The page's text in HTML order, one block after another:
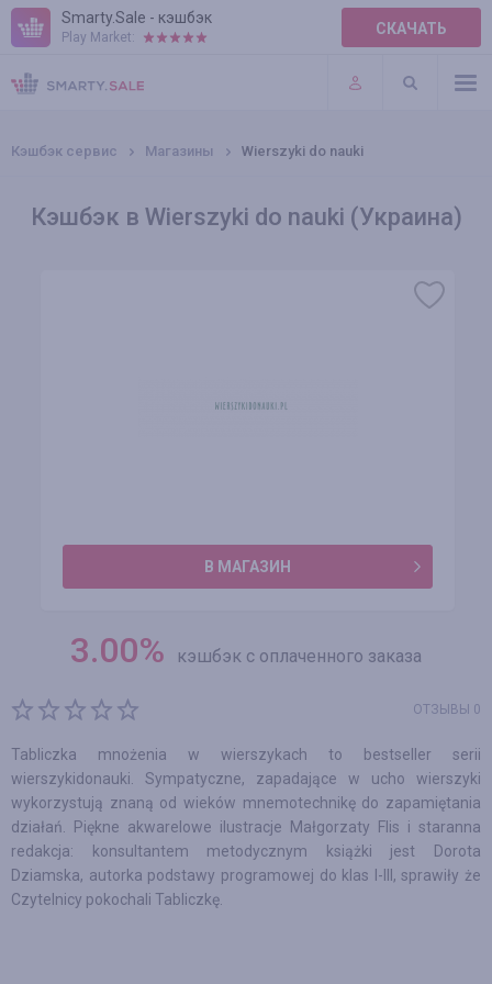
Smarty.Sale - кэшбэк
Play Market: СКАЧАТЬ
ПРАВИЛА
ПЛАГИНЫ
Кэшбэк сервис Магазины Wierszyki do nauki
Кэшбэк в Wierszyki do nauki (Украина)
В МАГАЗИН
3.00% кэшбэк с оплаченного заказа
ОТЗЫВЫ 0
Tabliczka mnożenia w wierszykach to bestseller serii
wierszykidonauki. Sympatyczne, zapadające w ucho wierszyki
wykorzystują znaną od wieków mnemotechnikę do zapamiętania
działań. Piękne akwarelowe ilustracje Małgorzaty Flis i staranna
redakcja: konsultantem metodycznym książki jest Dorota
Dziamska, autorka podstawy programowej do klas I-III, sprawiły że
Czytelnicy pokochali Tabliczkę.